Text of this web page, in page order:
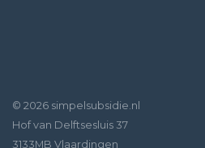
© 2026 simpelsubsidie.nl
Hof van Delftsesluis 37
3133MB Vlaardingen